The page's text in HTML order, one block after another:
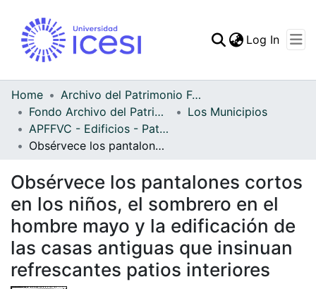
Statistics
Log In
Home
Archivo del Patrimonio Fotográfico y Fílmico del Valle del Cauca
Fondo Archivo del Patrimonio Fotográfico y Fílmico del Valle del Cauca
Los Municipios
APFFVC - Edificios - Patrimonial
Obsérvece los pantalones cortos en los niños, el sombrero en el hombre mayo y la edificación de las casas antiguas que insinuan refrescantes patios interiores
Obsérvece los pantalones cortos
en los niños, el sombrero en el
hombre mayo y la edificación de
las casas antiguas que insinuan
refrescantes patios interiores